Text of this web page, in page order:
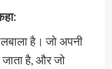
है। जो अपनी
है, और जो